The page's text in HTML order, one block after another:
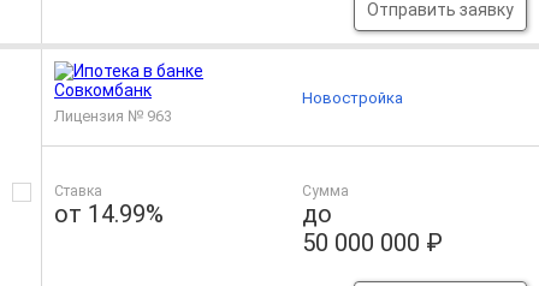
Отправить заявку
Лицензия № 963
Ставка
от 14.99%
Сумма
до
50 000 000 ₽
Новостройка